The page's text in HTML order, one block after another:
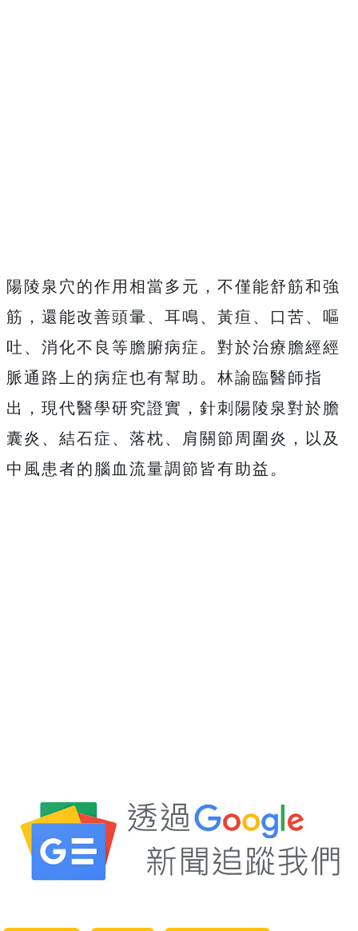
陽陵泉穴的作用相當多元，不僅能舒筋和強
筋，還能改善頭暈、耳鳴、黃疸、口苦、嘔
吐、消化不良等膽腑病症。對於治療膽經經
脈通路上的病症也有幫助。林諭臨醫師指
出，現代醫學研究證實，針刺陽陵泉對於膽
囊炎、結石症、落枕、肩關節周圍炎，以及
中風患者的腦血流量調節皆有助益。